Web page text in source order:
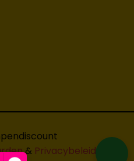
& Privacybeleid